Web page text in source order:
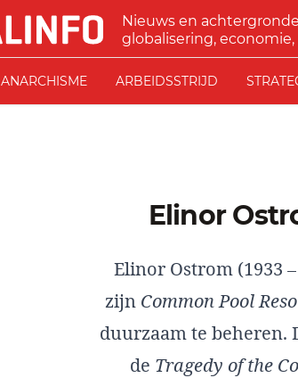
Nieuws en
globalisering,
ANARCHISME ARBEIDSSTRIJD
Elinor
Elinor Ostrom (1933
zijn Common Pool
duurzaam te
de Tragedy of the